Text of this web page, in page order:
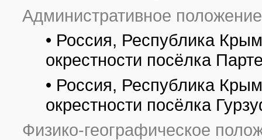
Административное
• Россия, Республика
окрестности посёлка
• Россия, Республика
окрестности посёлка
Физико-географическое